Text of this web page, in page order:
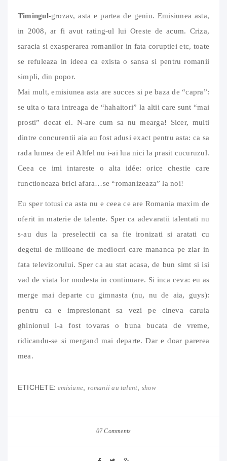
Timingul-grozav, asta e partea de geniu. Emisiunea asta,
in 2008, ar fi avut rating-ul lui Oreste de acum. Criza,
saracia si exasperarea romanilor in fata coruptiei etc, toate
se refuleaza in ideea ca exista o sansa si pentru romanii
simpli, din popor.
Mai mult, emisiunea asta are succes si pe baza de “capra”:
se uita o tara intreaga de “hahaitori” la altii care sunt “mai
prosti” decat ei. N-are cum sa nu mearga! Sicer, multi
dintre concurentii aia au fost adusi exact pentru asta: ca sa
rada lumea de ei! Altfel nu i-ai lua nici la prasit cucuruzul.
Ceea ce imi intareste o alta idée: orice chestie care
functioneaza brici afara…se “romanizeaza” la noi!
Eu sper totusi ca asta nu e ceea ce are Romania maxim de
oferit in materie de talente. Sper ca adevaratii talentati nu
s-au dus la preselectii ca sa fie ironizati si aratati cu
degetul de milioane de mediocri care mananca pe ziar in
fata televizorului. Sper ca au stat acasa, de bun simt si isi
vad de viata lor modesta in continuare. Si inca ceva: eu as
merge mai departe cu gimnasta (nu, nu de aia, guys):
pentru ca e impresionant sa vezi pe cineva caruia
ghinionul i-a fost tovaras o buna bucata de vreme,
ridicandu-se si mergand mai departe. Dar e doar parerea
mea.
ETICHETE:emisiune romanii au talent show
07 Comments